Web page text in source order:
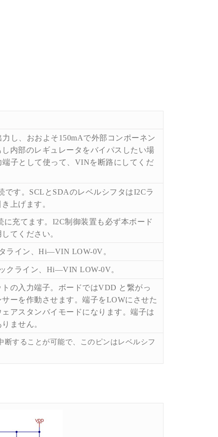
力し、おおよそ150mAで外部コンポーネン
し内部のレギュレータをバイパスしたい場
端子として使って、 VINを断路にしてくだ
です。 SCL と SDAのレベルシフタはI2Cラ
上げます。
に充てます。 I2C制御装置も必ず本ボード
てください。
ライン、 Hi―VIN LOW-0V。
クライン、 Hi―VIN LOW-0V。
の入力端子。ボードではVDD と繋がっ
ーを作動させます。端子をLOWにさせた
アスタンバイモードになります。端子は
ません。
断することが可能で、このピンはレベルシフ